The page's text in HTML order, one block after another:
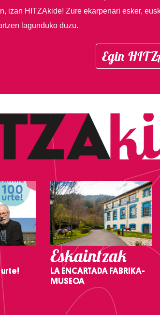
izan HITZAkide! Zure ekarpenari esker,
lagunduko duzu.
Egin
urte!
Eskaintzak
LA ENCARTADA FABRIKA-
MUSEOA